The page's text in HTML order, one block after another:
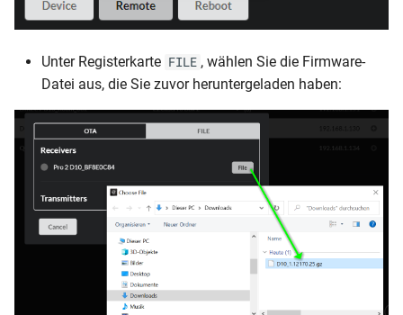
Unter Registerkarte FILE , wählen Sie die Firmware-
Datei aus, die Sie zuvor heruntergeladen haben: